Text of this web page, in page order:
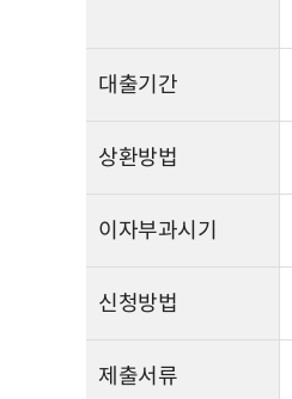
대출기간
상환방법
이자부과시기
신청방법
제출서류